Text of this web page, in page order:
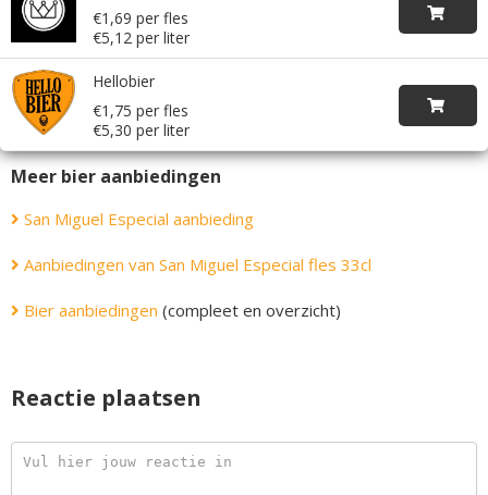
€1,69 per fles
€5,12 per liter
Hellobier
€1,75 per fles
€5,30 per liter
Meer bier aanbiedingen
San Miguel Especial aanbieding
Aanbiedingen van San Miguel Especial fles 33cl
Bier aanbiedingen (compleet en overzicht)
Reactie plaatsen